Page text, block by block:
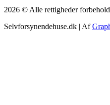
2026 © Alle rettigheder
Selvforsynendehuse.dk | Af